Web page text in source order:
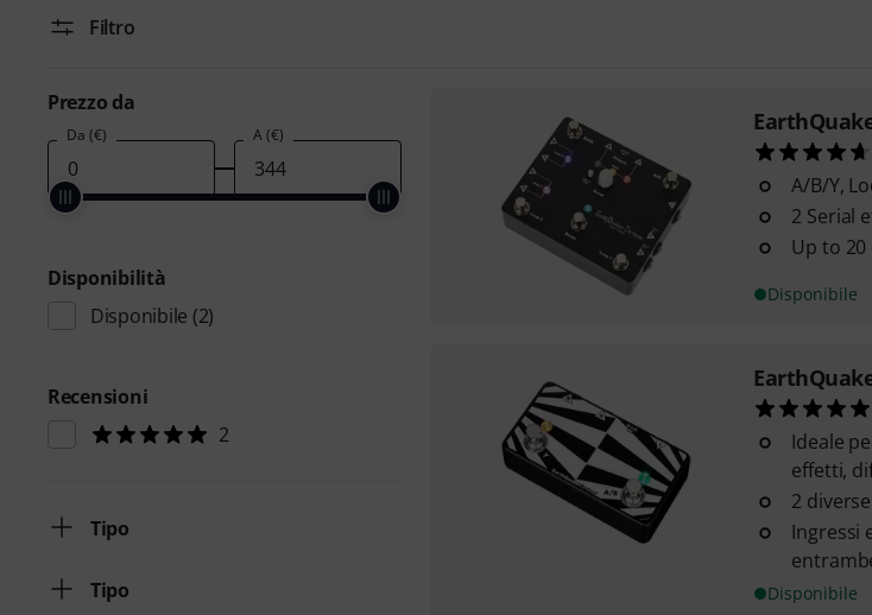
Filtro
Prezzo da
Da (€) A (€)
Disponibilità
Disponibile (2)
Recensioni
2
Tipo
Tipo
A/B/Y,
2 Serial
Up to 20
Disponibile
Ideale
effetti,
2
Ingressi
Disponibile